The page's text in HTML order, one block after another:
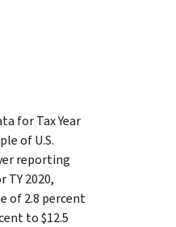
for Tax Year
of U.S.
reporting
2020,
of 2.8 percent
to $12.5